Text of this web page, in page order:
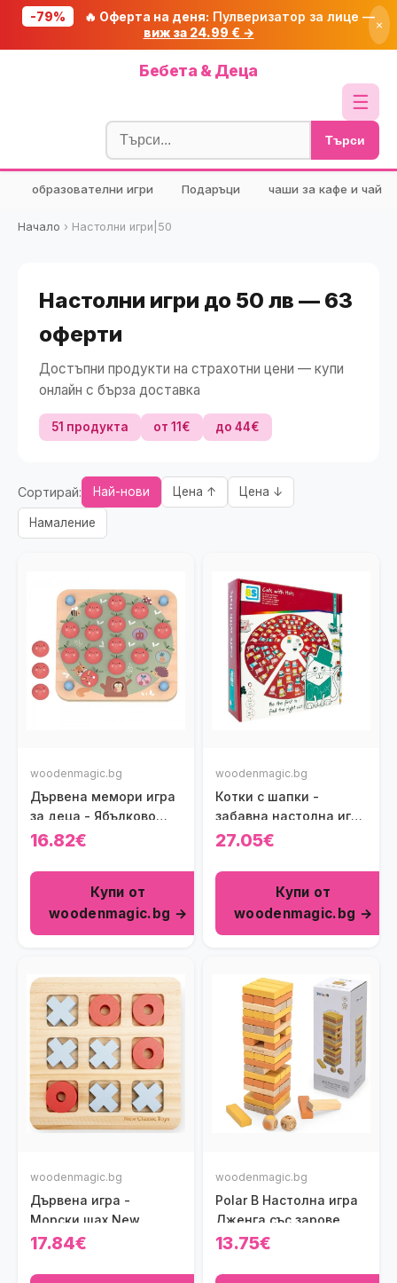
-79% 🔥 Оферта на деня: Пулверизатор за лице —
виж за 24.99 € →
×
Бебета & Деца
☰
Блог
🧮 Калкулатори
🔍 Намери продукт
🎁 Подарък
Търси
образователни игри Подаръци чаши за кафе и чай
Начало › Настолни игри|50
Настолни игри до 50 лв — 63
оферти
Достъпни продукти на страхотни цени — купи
онлайн с бърза доставка
51 продукта от 11€ до 44€
Сортирай: Най-нови Цена ↑ Цена ↓
Намаление
woodenmagic.bg
Дървена мемори игра
за деца - Ябълково
дърво
16.82€
Купи от
woodenmagic.bg →
woodenmagic.bg
Котки с шапки -
забавна настолна игра
за деца
27.05€
Купи от
woodenmagic.bg →
woodenmagic.bg
Дървена игра -
Морски шах New
classic toys
17.84€
woodenmagic.bg
Polar B Настолна игра
Дженга със зарове
13.75€